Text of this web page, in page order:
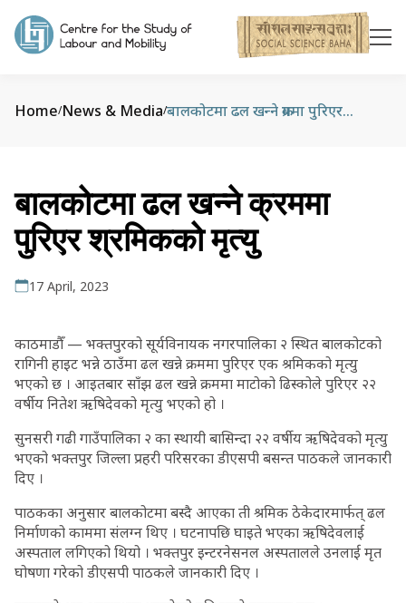
Home/News & Media/ बालकोटमा ढल खन्‍ने क्रममा पुरिएर श्रमिकको मृत्यु
बालकोटमा ढल खन्‍ने क्रममा
पुरिएर श्रमिकको मृत्यु
17 April, 2023
काठमाडौँ — भक्तपुरको सूर्यविनायक नगरपालिका २ स्थित बालकोटको
रागिनी हाइट भन्ने ठाउँमा ढल खन्ने क्रममा पुरिएर एक श्रमिकको मृत्यु
भएको छ । आइतबार साँझ ढल खन्ने क्रममा माटोको ढिस्कोले पुरिएर २२
वर्षीय नितेश ऋषिदेवको मृत्यु भएको हो ।
सुनसरी गढी गाउँपालिका २ का स्थायी बासिन्दा २२ वर्षीय ऋषिदेवको मृत्यु
भएको भक्तपुर जिल्ला प्रहरी परिसरका डीएसपी बसन्त पाठकले जानकारी
दिए ।
पाठकका अनुसार बालकोटमा बस्दै आएका ती श्रमिक ठेकेदारमार्फत् ढल
निर्माणको काममा संलग्न थिए । घटनापछि घाइते भएका ऋषिदेवलाई
अस्पताल लगिएको थियो । भक्तपुर इन्टरनेसनल अस्पतालले उनलाई मृत
घोषणा गरेको डीएसपी पाठकले जानकारी दिए ।